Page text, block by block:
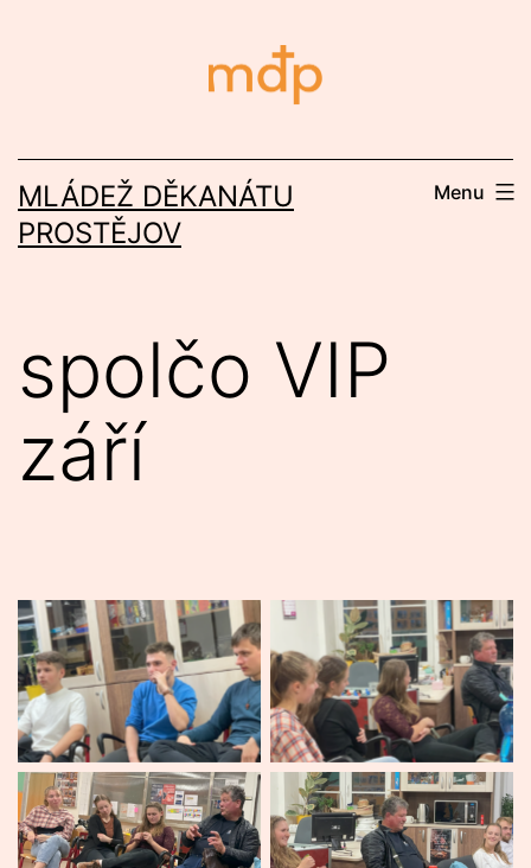
MLÁDEŽ DĚKANÁTU
PROSTĚJOV
Menu
spolčo VIP
září
Žádný titulek Žádný titulek
Žádný titulek Žádný titulek